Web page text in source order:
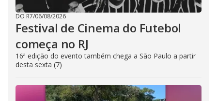
DO R7/06/08/2026
Festival de Cinema do Futebol
começa no RJ
16ª edição do evento também chega a São Paulo a partir
desta sexta (7)